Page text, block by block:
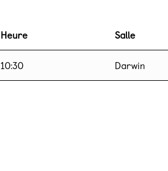
Heure Salle
10:30 Darwin